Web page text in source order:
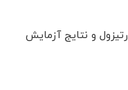
و نتایج آزمایش